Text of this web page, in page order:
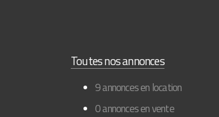
Toutes nos annonces
9 annonces en location
0 annonces en vente